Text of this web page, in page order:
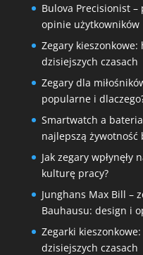
Bulova Precisionist
opinie użytkowników
Zegary
dzisiejszych czasach
Zegary dla
popularne i
Smartwatch a
najlepszą żywotność
Jak zegary
kulturę pracy?
Junghans Max Bill –
Bauhausu: design i
Zegarki
dzisiejszych czasach